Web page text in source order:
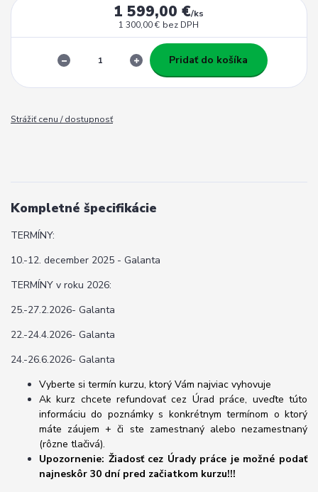
1 599,00 €/ks
1 300,00 € bez DPH
Pridať do košíka
Strážiť cenu / dostupnosť
Kompletné špecifikácie
TERMÍNY:
10.-12. december 2025 - Galanta
TERMÍNY v roku 2026:
25.-27.2.2026- Galanta
22.-24.4.2026- Galanta
24.-26.6.2026- Galanta
Vyberte si termín kurzu, ktorý Vám najviac vyhovuje
Ak kurz chcete refundovať cez Úrad práce, uveďte túto
informáciu do poznámky s konkrétnym termínom o ktorý
máte záujem + či ste zamestnaný alebo nezamestnaný
(rôzne tlačivá).
Upozornenie: Žiadosť cez Úrady práce je možné podať
najneskôr 30 dní pred začiatkom kurzu!!!